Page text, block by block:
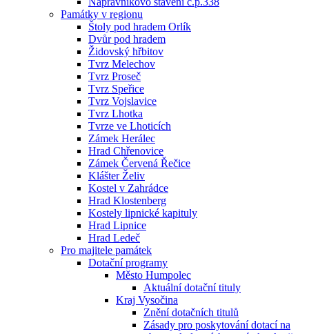
Památky v regionu
Štoly pod hradem Orlík
Dvůr pod hradem
Židovský hřbitov
Tvrz Melechov
Tvrz Proseč
Tvrz Speřice
Tvrz Vojslavice
Tvrz Lhotka
Tvrze ve Lhoticích
Zámek Herálec
Hrad Chřenovice
Zámek Červená Řečice
Klášter Želiv
Kostel v Zahrádce
Hrad Klostenberg
Kostely lipnické kapituly
Hrad Lipnice
Hrad Ledeč
Pro majitele památek
Dotační programy
Město Humpolec
Aktuální dotační tituly
Kraj Vysočina
Znění dotačních titulů
Zásady pro poskytování dotací na